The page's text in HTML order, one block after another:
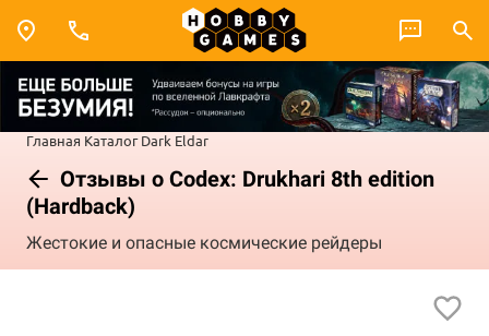
Главная Каталог Dark Eldar
Отзывы о Codex: Drukhari 8th edition
(Hardback)
Жестокие и опасные космические рейдеры